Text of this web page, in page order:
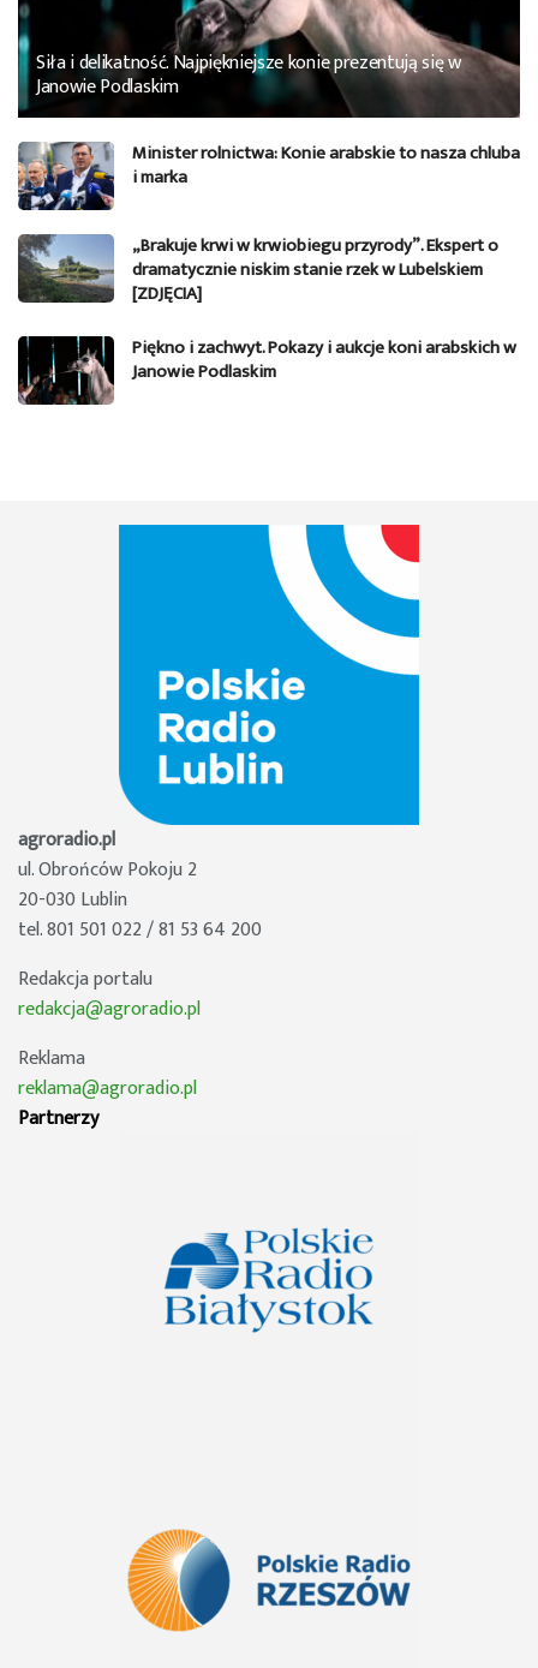
Siła i delikatność. Najpiękniejsze konie prezentują się w
Janowie Podlaskim
Minister rolnictwa: Konie arabskie to nasza chluba
i marka
„Brakuje krwi w krwiobiegu przyrody”. Ekspert o
dramatycznie niskim stanie rzek w Lubelskiem
[ZDJĘCIA]
Piękno i zachwyt. Pokazy i aukcje koni arabskich w
Janowie Podlaskim
agroradio.pl
ul. Obrońców Pokoju 2
20-030 Lublin
tel. 801 501 022 / 81 53 64 200
Redakcja portalu
redakcja@agroradio.pl
Reklama
reklama@agroradio.pl
Partnerzy